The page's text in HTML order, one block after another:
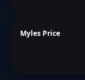
Myles Price